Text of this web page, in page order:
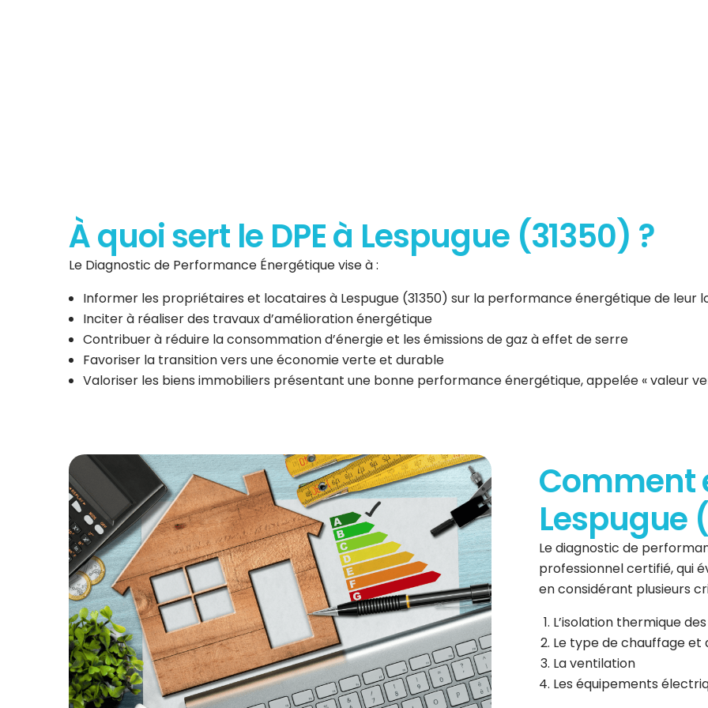
À quoi sert le DPE à Lespugue (31350) ?
Le Diagnostic de Performance Énergétique vise à :
Informer les propriétaires et locataires à Lespugue (31350) sur la performance énergétique de leur
Inciter à réaliser des travaux d’amélioration énergétique
Contribuer à réduire la consommation d’énergie et les émissions de gaz à effet de serre
Favoriser la transition vers une économie verte et durable
Valoriser les biens immobiliers présentant une bonne performance énergétique, appelée « valeur
Comment
Lespugue
Le diagnostic de
professionnel certifié, qui
en considérant plusieurs
L’isolation thermique
Le type de chauffage et
La ventilation
Les équipements